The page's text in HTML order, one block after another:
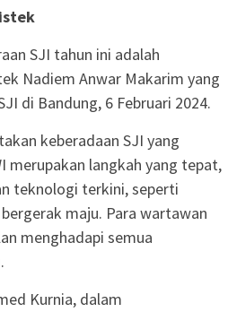
SJI tahun ini adalah
Nadiem Anwar Makarim yang
di Bandung, 6 Februari 2024.
keberadaan SJI yang
merupakan langkah yang tepat,
teknologi terkini, seperti
maju. Para wartawan
menghadapi semua
Kurnia, dalam